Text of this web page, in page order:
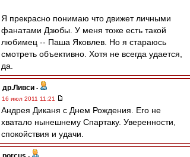
Я прекрасно понимаю что движет личными
фанатами Дзюбы. У меня тоже есть такой
любимец -- Паша Яковлев. Но я стараюсь
смотреть объективно. Хотя не всегда удается,
да.
др.Ливси -
16 июл 2011 11:21
Андрея Диканя с Днем Рождения. Его не
хватало нынешнему Спартаку. Уверенности,
спокойствия и удачи.